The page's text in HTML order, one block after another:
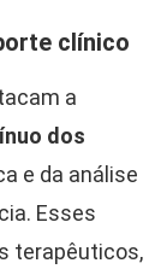
clínico
a
dos
e da análise
Esses
terapêuticos,